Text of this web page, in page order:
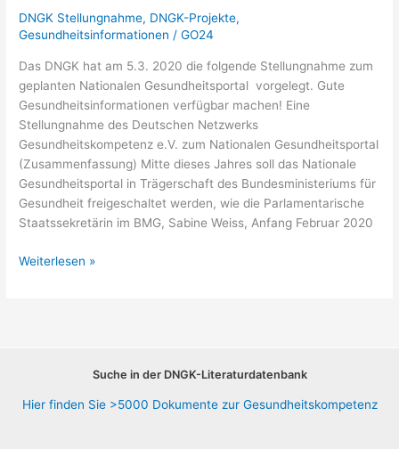
DNGK Stellungnahme, DNGK-Projekte,
Gesundheitsinformationen /GO24
Das DNGK hat am 5.3. 2020 die folgende Stellungnahme zum
geplanten Nationalen Gesundheitsportal vorgelegt. Gute
Gesundheitsinformationen verfügbar machen! Eine
Stellungnahme des Deutschen Netzwerks
Gesundheitskompetenz e.V. zum Nationalen Gesundheitsportal
(Zusammenfassung) Mitte dieses Jahres soll das Nationale
Gesundheitsportal in Trägerschaft des Bundesministeriums für
Gesundheit freigeschaltet werden, wie die Parlamentarische
Staatssekretärin im BMG, Sabine Weiss, Anfang Februar 2020
Nationales
Weiterlesen »
Suche in der DNGK-Literaturdatenbank
Hier finden Sie >5000 Dokumente zur Gesundheitskompetenz